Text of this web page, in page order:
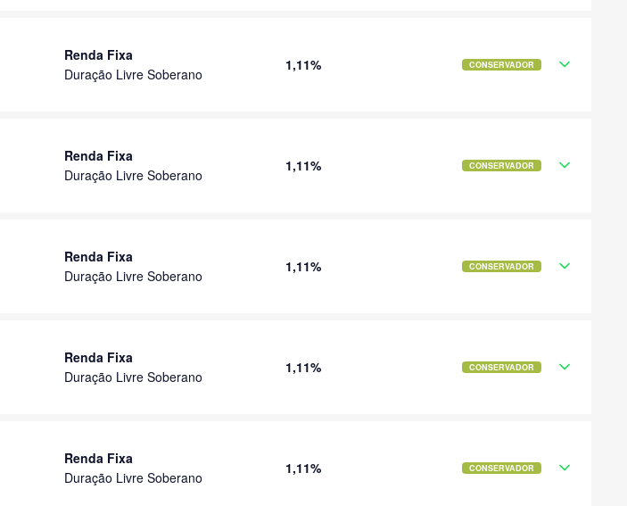
Renda Fixa
Duração Livre Soberano
1,11% CONSERVADOR
Renda Fixa
Duração Livre Soberano
1,11% CONSERVADOR
Renda Fixa
Duração Livre Soberano
1,11% CONSERVADOR
Renda Fixa
Duração Livre Soberano
1,11% CONSERVADOR
Renda Fixa
Duração Livre Soberano
1,11% CONSERVADOR